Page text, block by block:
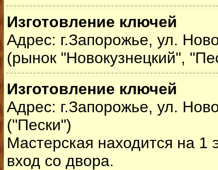
Изготовление ключей
Адрес: г.Запорожье, ул.
(рынок "Новокузнецкий",
Изготовление ключей
Адрес: г.Запорожье, ул.
("Пески")
Мастерская находится на 1
вход со двора.